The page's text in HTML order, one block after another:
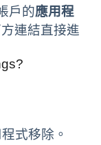
戶的應用程
連結直接進
式移除。